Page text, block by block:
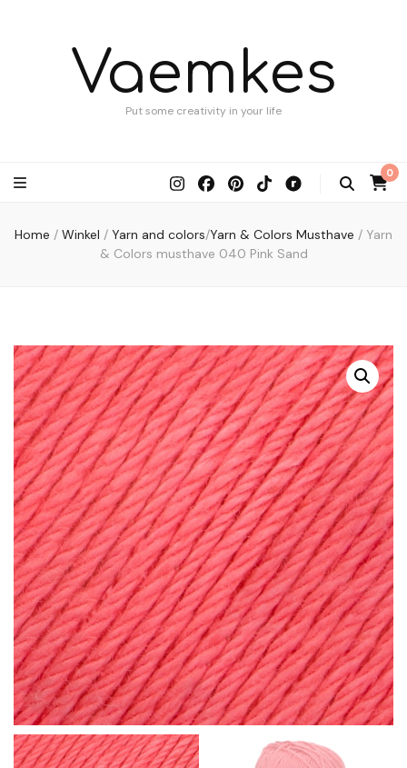
Vaemkes
Put some creativity in your life
0
Home / Winkel / Yarn and colors/Yarn & Colors Musthave / Yarn
& Colors musthave 040 Pink Sand